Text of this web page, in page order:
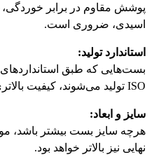
پوشش مقاوم در برابر
اسیدی، ضروری است.
استاندارد تولید:
ISO تولید می‌شوند، کیفیت بالاتری دارند.
سایز و ابعاد:
هرچه سایز بست بیشتر باشد،
نهایی نیز بالاتر خواهد بود.